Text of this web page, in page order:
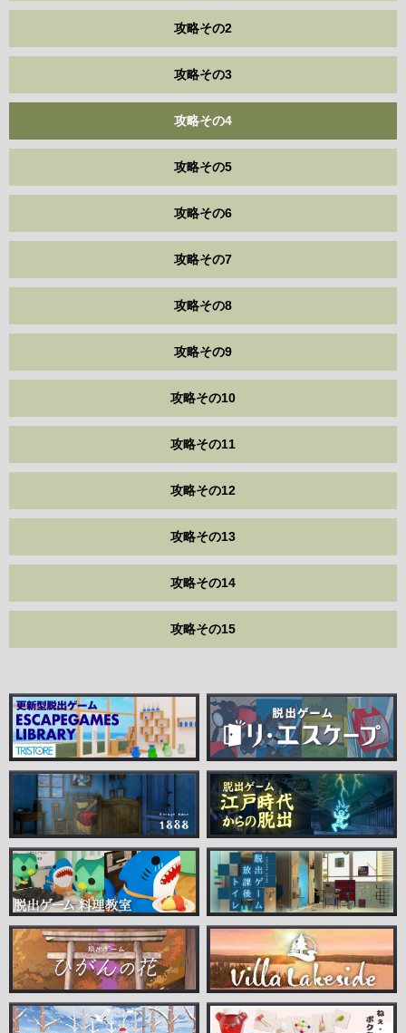
攻略その2
攻略その3
攻略その4
攻略その5
攻略その6
攻略その7
攻略その8
攻略その9
攻略その10
攻略その11
攻略その12
攻略その13
攻略その14
攻略その15